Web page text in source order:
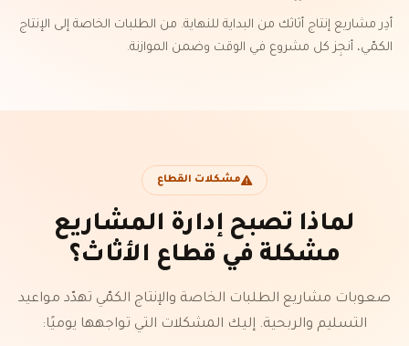
أدِر مشاريع إنتاج أثاثك من البداية للنهاية. من الطلبات الخاصة إلى الإنتاج
الكمّي، أنجِز كل مشروع في الوقت وضمن الموازنة.
مشكلات القطاع
لماذا تصبح إدارة المشاريع
مشكلة في قطاع الأثاث؟
صعوبات مشاريع الطلبات الخاصة والإنتاج الكمّي تهدّد مواعيد
التسليم والربحية. إليك المشكلات التي تواجهها يوميًا: